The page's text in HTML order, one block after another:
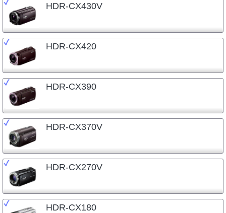
HDR-CX430V
HDR-CX420
HDR-CX390
HDR-CX370V
HDR-CX270V
HDR-CX180